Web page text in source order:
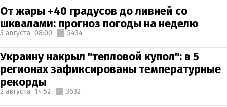
От жары +40 градусов до ливней со
шквалами: прогноз погоды на неделю
3 августа, 08:00 5434
Украину накрыл "тепловой купол": в 5
регионах зафиксированы температурные
рекорды
2 августа, 14:52 3632